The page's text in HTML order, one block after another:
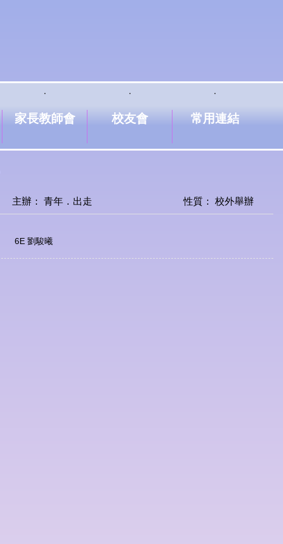
家長教師會 校友會 常用連結
主辦： 青年．出走 性質： 校外舉辦